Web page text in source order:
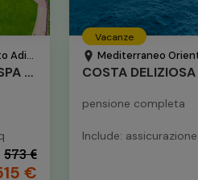
Italia
CIAMPEDIE LUXURY ALPINE SPA HOTEL
573 €
€
Vacanze
Mediterraneo
COSTA DELIZIOSA
pensione completa
Include: